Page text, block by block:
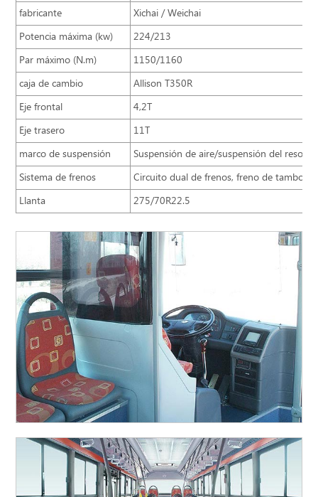
fabricante
Xichai / Weichai
Potencia máxima (kw)
224/213
Par máximo (N.m)
1150/1160
caja de cambio
Allison T350R
Eje frontal
4,2T
Eje trasero
11T
marco de suspensión
Suspensión de aire/suspensión del
Sistema de frenos
Circuito dual de frenos, freno de tambor
Llanta
275/70R22.5